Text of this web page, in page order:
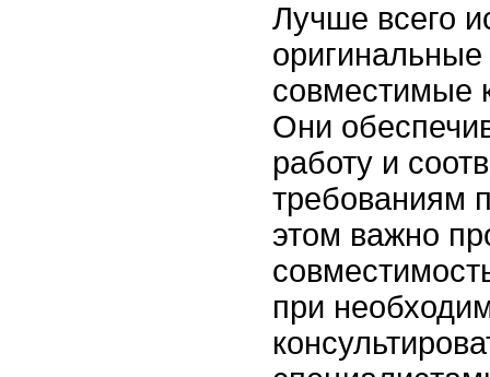
Лучше всего
совместимые
Они
работу и
требованиям
этом важно
при